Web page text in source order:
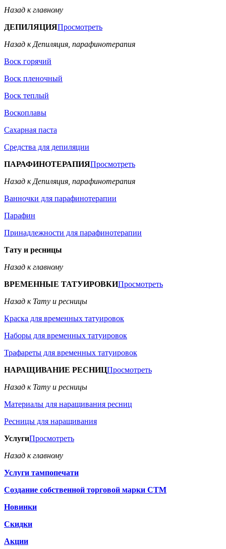
Назад к главному
ДЕПИЛЯЦИЯПросмотреть
Назад к Депиляция, парафинотерапия
Воск горячий
Воск пленочный
Воск теплый
Воскоплавы
Сахарная паста
Средства для депиляции
ПАРАФИНОТЕРАПИЯПросмотреть
Назад к Депиляция, парафинотерапия
Ванночки для парафинотерапии
Парафин
Принадлежности для парафинотерапии
Тату и ресницы
Назад к главному
ВРЕМЕННЫЕ ТАТУИРОВКИПросмотреть
Назад к Тату и ресницы
Краска для временных татуировок
Наборы для временных татуировок
Трафареты для временных татуировок
НАРАЩИВАНИЕ РЕСНИЦПросмотреть
Назад к Тату и ресницы
Материалы для наращивания ресниц
Ресницы для наращивания
УслугиПросмотреть
Назад к главному
Услуги тампопечати
Создание собственной торговой марки СТМ
Новинки
Скидки
Акции